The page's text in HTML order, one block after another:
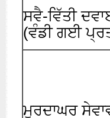
ਸਵੈ-ਵਿੱਤੀ
(ਵੰਡੀ ਗਈ
ਮੁਰਦਾਘਰ